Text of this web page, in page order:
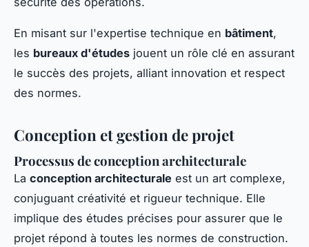
En misant sur l'expertise technique en bâtiment,
les bureaux d'études jouent un rôle clé en assurant
le succès des projets, alliant innovation et respect
des normes.
Conception et gestion de projet
Processus de conception architecturale
La conception architecturale est un art complexe,
conjuguant créativité et rigueur technique. Elle
implique des études précises pour assurer que le
projet répond à toutes les normes de construction.